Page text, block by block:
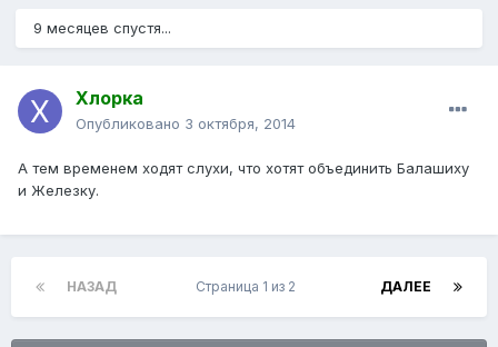
9 месяцев спустя...
Хлорка
Опубликовано 3 октября, 2014
А тем временем ходят слухи, что хотят объединить Балашиху
и Железку.
НАЗАД ДАЛЕЕ
Страница 1 из 2